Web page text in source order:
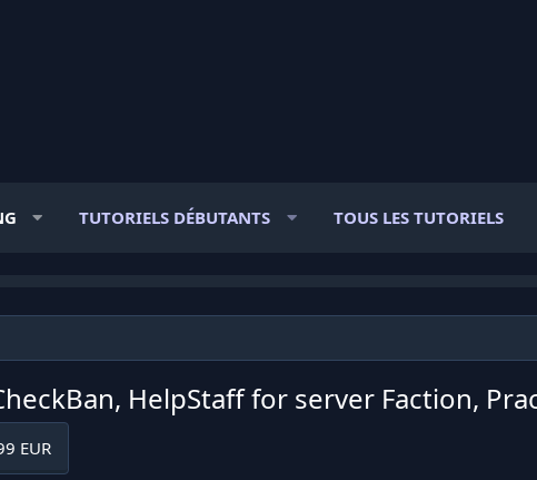
TUTORIELS DÉBUTANTS TOUS LES TUTORIELS
HelpStaff for server Faction,
EUR